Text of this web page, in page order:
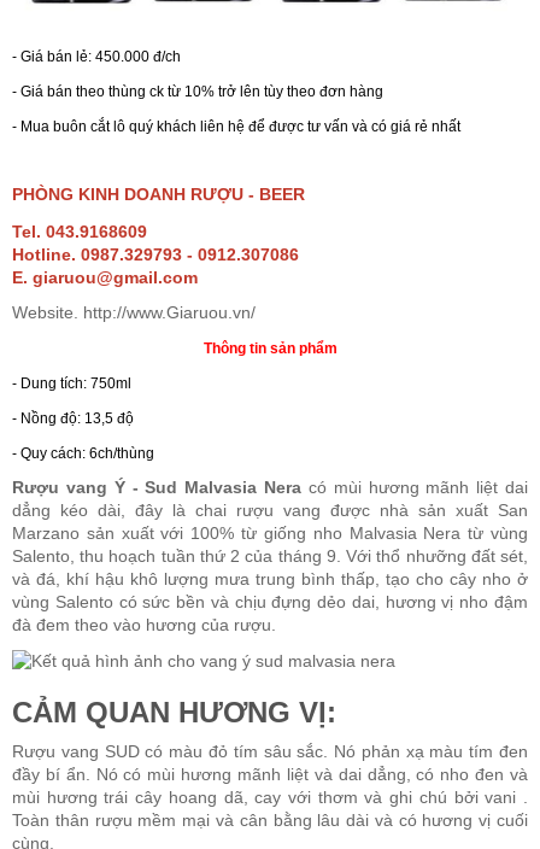
RƯỢU WHISKY
RƯỢU XO BRANDY
RƯỢU VODKA
RƯỢU COGNAC
RƯỢU VANG ĐÀ LẠT
BIA NGOẠI
TRỐNG RƯỢU
Vang Newzeland giá rẻ nhất
Rượu Vang Argentina
VANG CANADA ICEWINE
Rượu Vang BỒ ĐÀO NHA
- Giá bán lẻ: 450.000 đ/ch
- Giá bán theo thùng ck từ 10% trở lên tùy theo đơn hàng
- Mua buôn cắt lô quý khách liên hệ để được tư vấn và có giá rẻ nhất
PHÒNG KINH DOANH RƯỢU - BEER
Tel. 043.9168609
Hotline. 0987.329793 - 0912.307086
E. giaruou@gmail.com
Website. http://www.Giaruou.vn/
Thông tin sản phẩm
- Dung tích: 750ml
- Nồng độ: 13,5 độ
- Quy cách: 6ch/thùng
Rượu vang Ý - Sud Malvasia Nera có mùi hương mãnh liệt dai
dẳng kéo dài, đây là chai rượu vang được nhà sản xuất San
Marzano sản xuất với 100% từ giống nho Malvasia Nera từ vùng
Salento, thu hoạch tuần thứ 2 của tháng 9. Với thổ nhưỡng đất sét,
và đá, khí hậu khô lượng mưa trung bình thấp, tạo cho cây nho ở
vùng Salento có sức bền và chịu đựng dẻo dai, hương vị nho đậm
đà đem theo vào hương của rượu.
CẢM QUAN HƯƠNG VỊ:
Rượu vang SUDcó màu đỏ tím sâu sắc. Nó phản xạ màu tím đen
đầy bí ẩn. Nó có mùi hương mãnh liệt và dai dẳng, có nho đen và
mùi hương trái cây hoang dã, cay với thơm và ghi chú bởi vani .
Toàn thân rượu mềm mại và cân bằng lâu dài và có hương vị cuối
cùng.